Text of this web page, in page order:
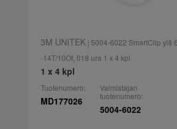
3M UNITEK| 5004-6022 SmartClip ylä
-14T/10Of, 018 ura 1 x 4 kpl
1 x 4 kpl
Tuotenumero:
MD177026
Valmistajan
tuotenumero:
5004-6022